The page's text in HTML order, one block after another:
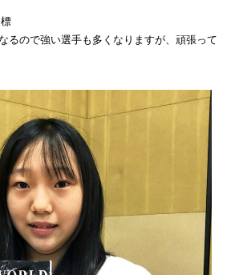
るので強い選手も多くなりますが、頑張って